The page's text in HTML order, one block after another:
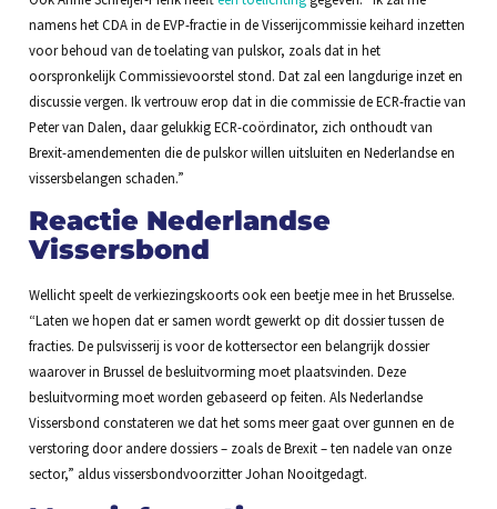
namens het CDA in de EVP-fractie in de Visserijcommissie keihard inzetten
voor behoud van de toelating van pulskor, zoals dat in het
oorspronkelijk Commissievoorstel stond. Dat zal een langdurige inzet en
discussie vergen. Ik vertrouw erop dat in die commissie de ECR-fractie van
Peter van Dalen, daar gelukkig ECR-coördinator, zich onthoudt van
Brexit-amendementen die de pulskor willen uitsluiten en Nederlandse en
vissersbelangen schaden.”
Reactie Nederlandse
Vissersbond
Wellicht speelt de verkiezingskoorts ook een beetje mee in het Brusselse.
“Laten we hopen dat er samen wordt gewerkt op dit dossier tussen de
fracties. De pulsvisserij is voor de kottersector een belangrijk dossier
waarover in Brussel de besluitvorming moet plaatsvinden. Deze
besluitvorming moet worden gebaseerd op feiten. Als Nederlandse
Vissersbond constateren we dat het soms meer gaat over gunnen en de
verstoring door andere dossiers – zoals de Brexit – ten nadele van onze
sector,” aldus vissersbondvoorzitter Johan Nooitgedagt.